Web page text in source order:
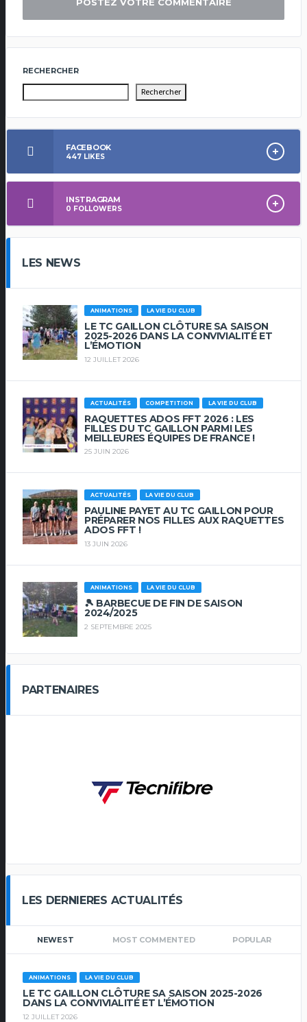
RECHERCHER
Rechercher
FACEBOOK
447 LIKES
INSTRAGRAM
0 FOLLOWERS
LES NEWS
ANIMATIONS LA VIE DU CLUB
LE TC GAILLON CLÔTURE SA SAISON
2025-2026 DANS LA CONVIVIALITÉ ET
L’ÉMOTION
12 JUILLET 2026
ACTUALITÉS COMPETITION LA VIE DU CLUB
RAQUETTES ADOS FFT 2026 : LES
FILLES DU TC GAILLON PARMI LES
MEILLEURES ÉQUIPES DE FRANCE !
25 JUIN 2026
ACTUALITÉS LA VIE DU CLUB
PAULINE PAYET AU TC GAILLON POUR
PRÉPARER NOS FILLES AUX RAQUETTES
ADOS FFT !
13 JUIN 2026
ANIMATIONS LA VIE DU CLUB
🎾 BARBECUE DE FIN DE SAISON
2024/2025
2 SEPTEMBRE 2025
PARTENAIRES
LES DERNIERES ACTUALITÉS
NEWEST MOST COMMENTED POPULAR
ANIMATIONS LA VIE DU CLUB
LE TC GAILLON CLÔTURE SA SAISON 2025-2026
DANS LA CONVIVIALITÉ ET L’ÉMOTION
12 JUILLET 2026